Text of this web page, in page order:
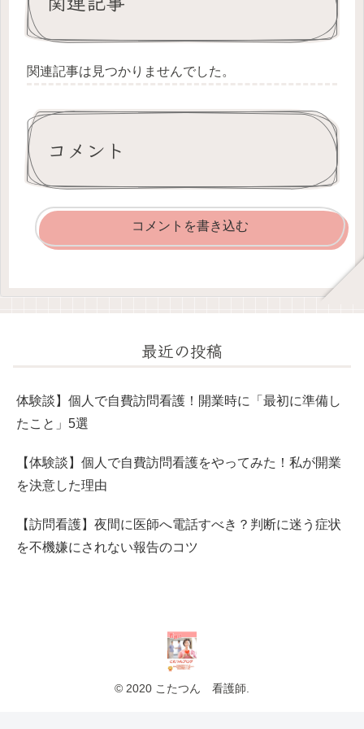
関連記事は見つかりませんでした。
コメント
コメントを書き込む
最近の投稿
体験談】個人で自費訪問看護！開業時に「最初に準備し
たこと」5選
【体験談】個人で自費訪問看護をやってみた！私が開業
を決意した理由
【訪問看護】夜間に医師へ電話すべき？判断に迷う症状
を不機嫌にされない報告のコツ
© 2020 こたつん 看護師.